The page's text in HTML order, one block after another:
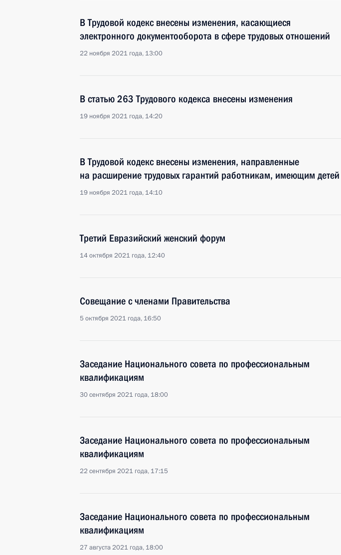
В Трудовой кодекс внесены изменения, касающиеся
электронного документооборота в сфере трудовых отношений
22 ноября 2021 года, 13:00
В статью 263 Трудового кодекса внесены изменения
19 ноября 2021 года, 14:20
В Трудовой кодекс внесены изменения, направленные
на расширение трудовых гарантий работникам, имеющим детей
19 ноября 2021 года, 14:10
Третий Евразийский женский форум
14 октября 2021 года, 12:40
Совещание с членами Правительства
5 октября 2021 года, 16:50
Заседание Национального совета по профессиональным
квалификациям
30 сентября 2021 года, 18:00
Заседание Национального совета по профессиональным
квалификациям
22 сентября 2021 года, 17:15
Заседание Национального совета по профессиональным
квалификациям
27 августа 2021 года, 18:00